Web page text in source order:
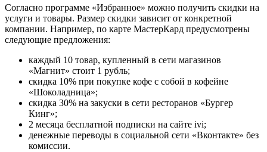
Согласно программе «Избранное» можно получить скидки на
услуги и товары. Размер скидки зависит от конкретной
компании. Например, по карте МастерКард предусмотрены
следующие предложения:
каждый 10 товар, купленный в сети магазинов
«Магнит» стоит 1 рубль;
скидка 10% при покупке кофе с собой в кофейне
«Шоколадница»;
скидка 30% на закуски в сети ресторанов «Бургер
Кинг»;
2 месяца бесплатной подписки на сайте ivi;
денежные переводы в социальной сети «Вконтакте» без
комиссии.